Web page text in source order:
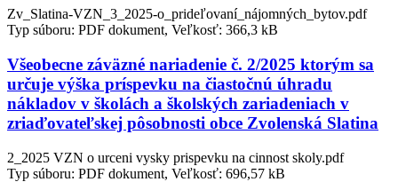
Zv_Slatina-VZN_3_2025-o_prideľovaní_nájomných_bytov.pdf
Typ súboru: PDF dokument, Veľkosť: 366,3 kB
Všeobecne záväzné nariadenie č. 2/2025 ktorým sa
určuje výška príspevku na čiastočnú úhradu
nákladov v školách a školských zariadeniach v
zriaďovateľskej pôsobnosti obce Zvolenská Slatina
2_2025 VZN o urceni vysky prispevku na cinnost skoly.pdf
Typ súboru: PDF dokument, Veľkosť: 696,57 kB